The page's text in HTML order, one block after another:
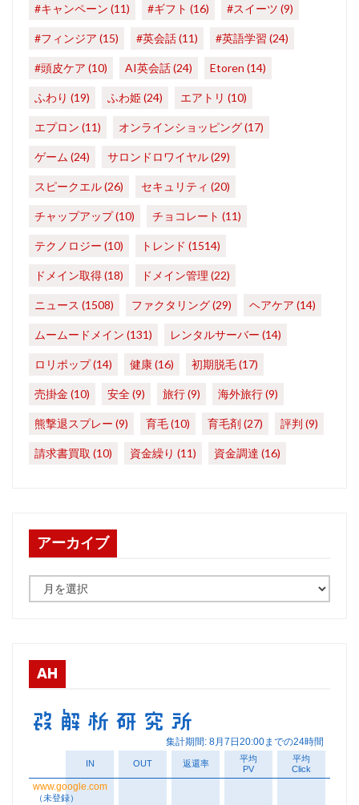
#キャンペーン (11) #ギフト (16) #スイーツ (9)
#フィンジア (15) #英会話(11) #英語学習 (24)
#頭皮ケア (10) AI英会話(24) Etoren (14)
ふわり (19) ふわ姫(24) エアトリ (10)
エプロン (11) オンラインショッピング(17)
ゲーム (24) サロンドロワイヤル(29)
スピークエル(26) セキュリティ (20)
チャップアップ(10) チョコレート (11)
テクノロジー (10) トレンド (1514)
ドメイン取得(18) ドメイン管理 (22)
ニュース (1508) ファクタリング(29) ヘアケア (14)
ムームードメイン (131) レンタルサーバー (14)
ロリポップ(14) 健康(16) 初期脱毛(17)
売掛金 (10) 安全(9) 旅行(9) 海外旅行(9)
熊撃退スプレー (9) 育毛(10) 育毛剤(27) 評判 (9)
請求書買取 (10) 資金繰り (11) 資金調達 (16)
アーカイブ
AH